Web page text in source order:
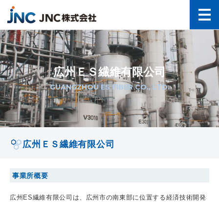
広州ＥＳ繊維有限公司
GUANGZHOU ES FIBER CO., LTD.
広州ＥＳ繊維有限公司
事業所概要
広州ES繊維有限公司は、広州市の南東部に位置する経済技術開発